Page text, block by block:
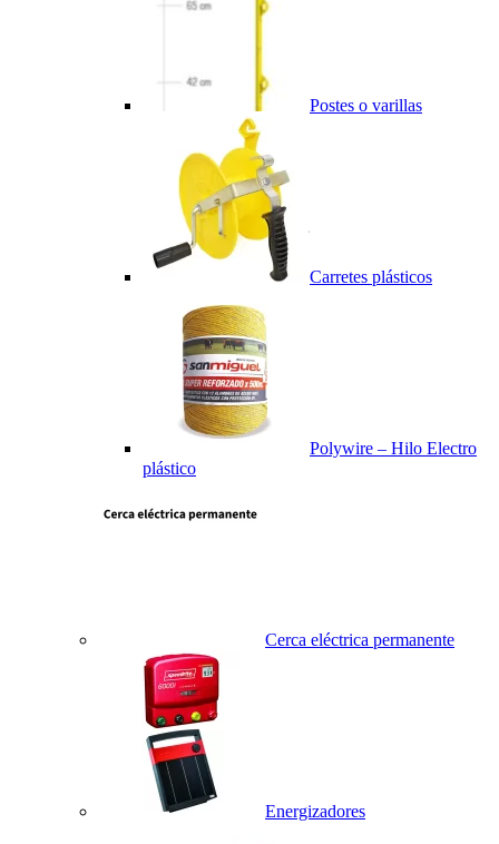
Postes o varillas
Carretes plásticos
Polywire – Hilo Electro
plástico
Cerca eléctrica permanente
Energizadores